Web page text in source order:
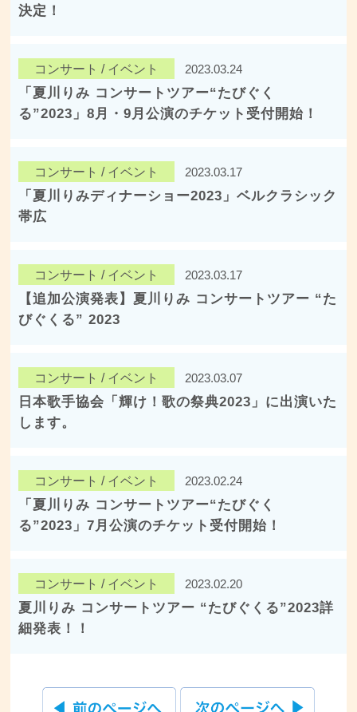
決定！
コンサート / イベント 2023.03.24
「夏川りみ コンサートツアー“たびぐく
る”2023」8月・9月公演のチケット受付開始！
コンサート / イベント 2023.03.17
「夏川りみディナーショー2023」ベルクラシック
帯広
コンサート / イベント 2023.03.17
【追加公演発表】夏川りみ コンサートツアー “た
びぐくる” 2023
コンサート / イベント 2023.03.07
日本歌手協会「輝け！歌の祭典2023」に出演いた
します。
コンサート / イベント 2023.02.24
「夏川りみ コンサートツアー“たびぐく
る”2023」7月公演のチケット受付開始！
コンサート / イベント 2023.02.20
夏川りみ コンサートツアー “たびぐくる”2023詳
細発表！！